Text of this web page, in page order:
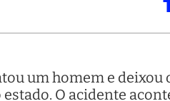
um homem e deixou
O acidente